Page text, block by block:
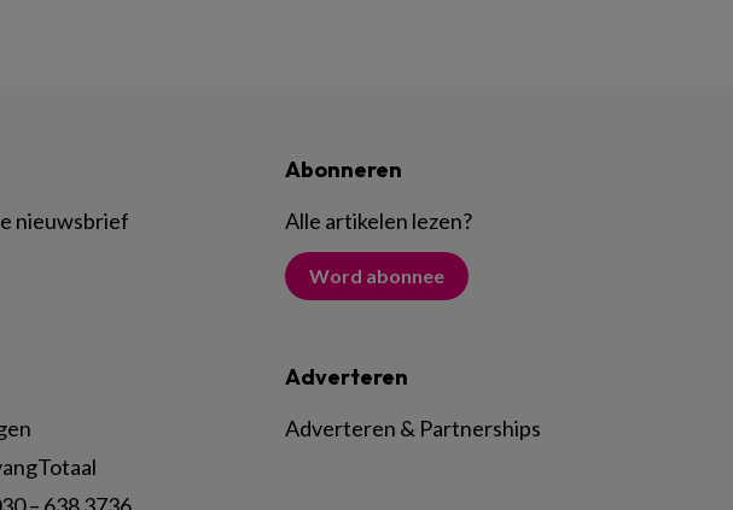
nieuwsbrief
Abonneren
Alle artikelen lezen?
Word abonnee
Adverteren
Adverteren & Partnerships